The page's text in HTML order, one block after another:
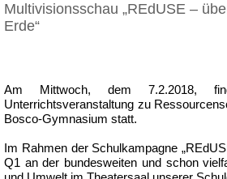
Multivisionsschau „REdUSE –
Erde“
Am Mittwoch, dem 7.2.2018,
Unterrichtsveranstaltung zu
Bosco-Gymnasium statt.
Im Rahmen der Schulkampagne
Q1 an der bundesweiten und schon